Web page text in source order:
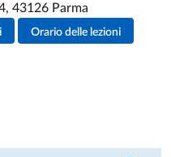
43126 Parma
Orario delle lezioni